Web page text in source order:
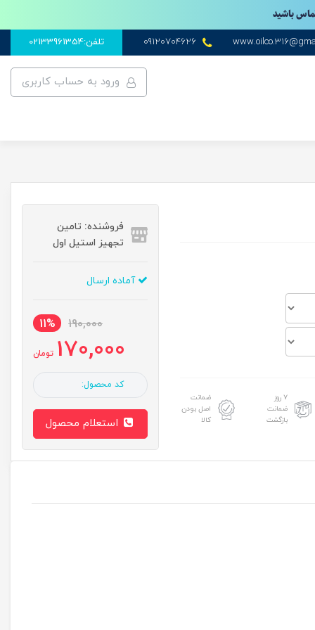
باشید
09120704626 تلفن:02133961354
ورود به حساب کاربری
۷ روز
ضمانت
بازگشت
ضمانت
اصل بودن
کالا
فروشنده: تامین
تجهیز استیل اول
آماده ارسال
190,000
11%
170,000 تومان
کد محصول:
استعلام محصول